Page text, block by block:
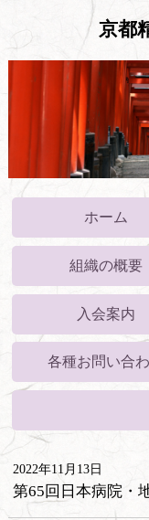
京都
ホーム
組織の概要
入会案内
各種お問い合
2022年11月13日
第65回日本病院・